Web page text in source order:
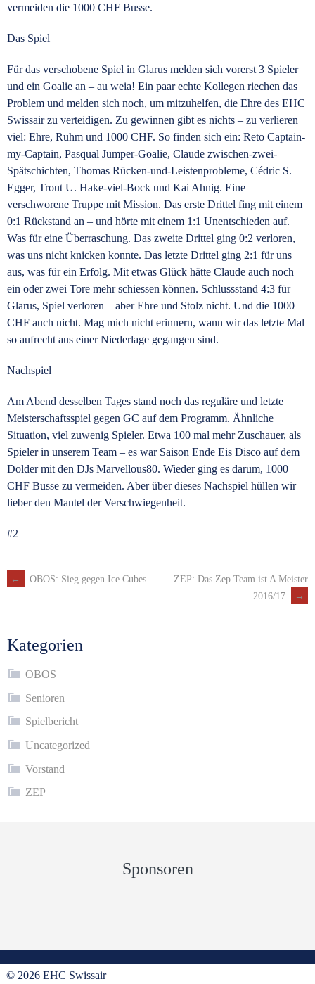
vermeiden die 1000 CHF Busse.
Das Spiel
Für das verschobene Spiel in Glarus melden sich vorerst 3 Spieler
und ein Goalie an – au weia! Ein paar echte Kollegen riechen das
Problem und melden sich noch, um mitzuhelfen, die Ehre des EHC
Swissair zu verteidigen. Zu gewinnen gibt es nichts – zu verlieren
viel: Ehre, Ruhm und 1000 CHF. So finden sich ein: Reto Captain-
my-Captain, Pasqual Jumper-Goalie, Claude zwischen-zwei-
Spätschichten, Thomas Rücken-und-Leistenprobleme, Cédric S.
Egger, Trout U. Hake-viel-Bock und Kai Ahnig. Eine
verschworene Truppe mit Mission. Das erste Drittel fing mit einem
0:1 Rückstand an – und hörte mit einem 1:1 Unentschieden auf.
Was für eine Überraschung. Das zweite Drittel ging 0:2 verloren,
was uns nicht knicken konnte. Das letzte Drittel ging 2:1 für uns
aus, was für ein Erfolg. Mit etwas Glück hätte Claude auch noch
ein oder zwei Tore mehr schiessen können. Schlussstand 4:3 für
Glarus, Spiel verloren – aber Ehre und Stolz nicht. Und die 1000
CHF auch nicht. Mag mich nicht erinnern, wann wir das letzte Mal
so aufrecht aus einer Niederlage gegangen sind.
Nachspiel
Am Abend desselben Tages stand noch das reguläre und letzte
Meisterschaftsspiel gegen GC auf dem Programm. Ähnliche
Situation, viel zuwenig Spieler. Etwa 100 mal mehr Zuschauer, als
Spieler in unserem Team – es war Saison Ende Eis Disco auf dem
Dolder mit den DJs Marvellous80. Wieder ging es darum, 1000
CHF Busse zu vermeiden. Aber über dieses Nachspiel hüllen wir
lieber den Mantel der Verschwiegenheit.
#2
Artikel-
← OBOS: Sieg gegen Ice Cubes
ZEP: Das Zep Team ist A Meister
2016/17
→
Kategorien
OBOS
Senioren
Spielbericht
Uncategorized
Vorstand
ZEP
Sponsoren
© 2026 EHC Swissair